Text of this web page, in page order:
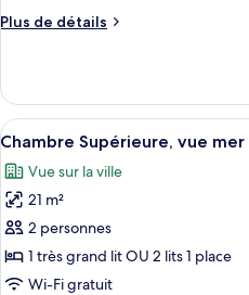
chambre :
vue
ville
Plus de détails
Plus
le
type
de
Chambre
Standard,
vue
ville
Afficher
toutes
les
photos
pour
ce
type
16
Chambre Supérieure, vue mer
Vue sur la ville
21 m²
2 personnes
1 très grand lit OU 2 lits 1 place
Wi-Fi gratuit